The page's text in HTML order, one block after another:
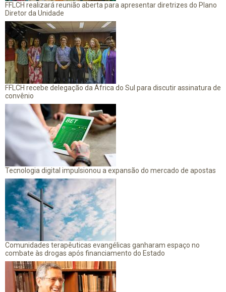
FFLCH realizará reunião aberta para apresentar diretrizes do Plano
Diretor da Unidade
FFLCH recebe delegação da África do Sul para discutir assinatura de
convênio
Tecnologia digital impulsionou a expansão do mercado de apostas
Comunidades terapêuticas evangélicas ganharam espaço no
combate às drogas após financiamento do Estado